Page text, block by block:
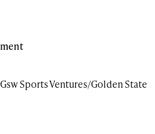
Sports Ventures/Golden State